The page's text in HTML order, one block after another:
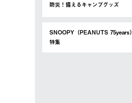
防災！備えるキャンプグッズ
SNOOPY（PEANUTS 75years）
特集